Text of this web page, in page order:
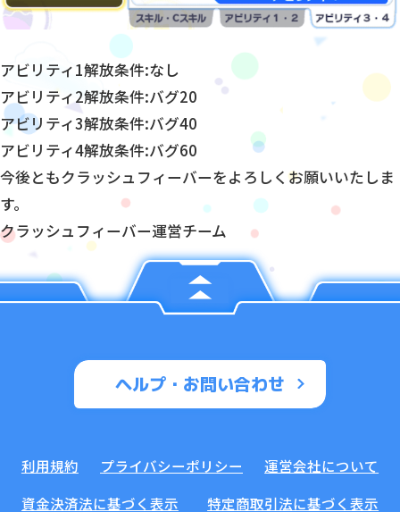
アビリティ1解放条件:なし
アビリティ2解放条件:バグ20
アビリティ3解放条件:バグ40
アビリティ4解放条件:バグ60
今後ともクラッシュフィーバーをよろしくお願いいたしま
す。
クラッシュフィーバー運営チーム
ヘルプ・お問い合わせ
利用規約 プライバシーポリシー
運営会社について
資金決済法に基づく表示
特定商取引法に基づく表示